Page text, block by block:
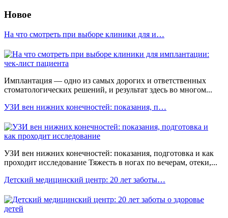
Новое
На что смотреть при выборе клиники для и…
Имплантация — одно из самых дорогих и ответственных
стоматологических решений, и результат здесь во многом...
УЗИ вен нижних конечностей: показания, п…
УЗИ вен нижних конечностей: показания, подготовка и как
проходит исследование Тяжесть в ногах по вечерам, отеки,...
Детский медицинский центр: 20 лет заботы…